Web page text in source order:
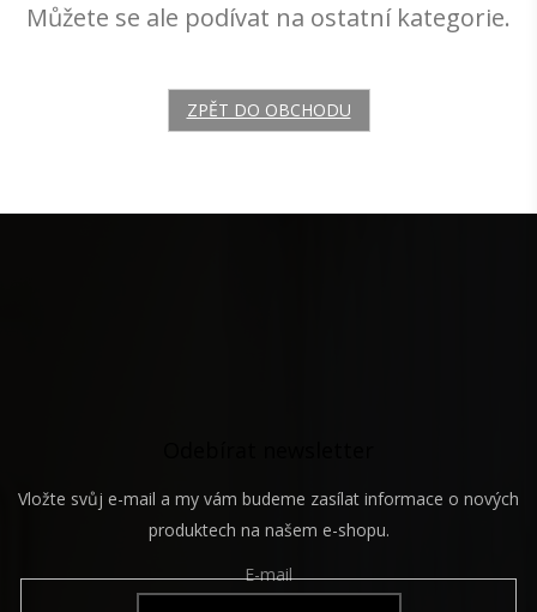
Můžete se ale podívat na ostatní kategorie.
ZPĚT DO OBCHODU
Z
Vložte svůj e-mail a my vám budeme zasílat informace o nových
produktech na našem e-shopu.
E-mail